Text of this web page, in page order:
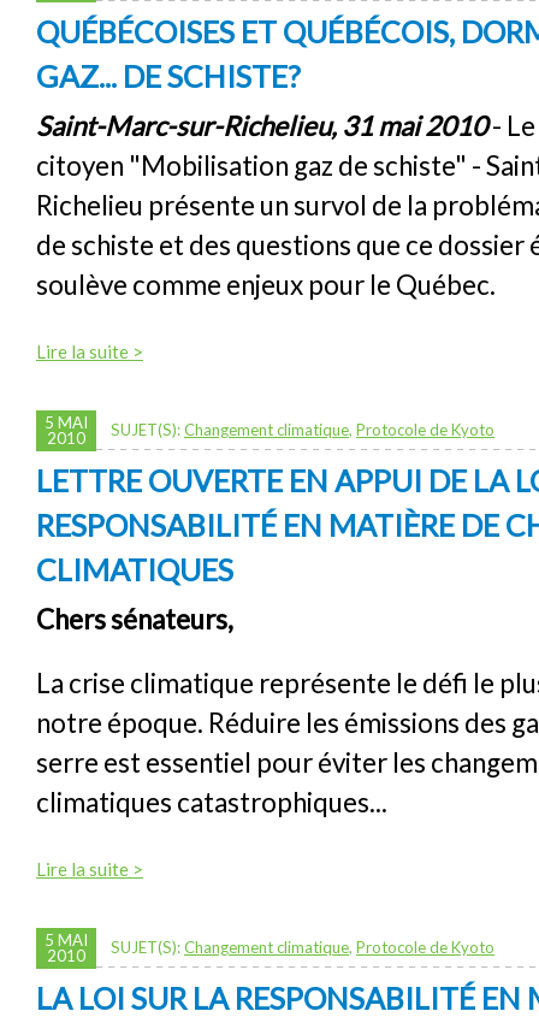
QUÉBÉCOISES ET QUÉBÉCOIS,
GAZ... DE SCHISTE?
Saint-Marc-sur-Richelieu, 31 mai 2010-
citoyen "Mobilisation gaz de schiste" -
Richelieu présente un survol de la
de schiste et des questions que ce dossier
soulève comme enjeux pour le Québec.
Lire la suite >
5 MAI
2010
SUJET(S):Changement climatique, Protocole de Kyoto
LETTRE OUVERTE EN APPUI DE LA
RESPONSABILITÉ EN MATIÈRE DE
CLIMATIQUES
Chers sénateurs,
La crise climatique représente le défi le
notre époque. Réduire les émissions des
serre est essentiel pour éviter les
climatiques catastrophiques...
Lire la suite >
5 MAI
2010
SUJET(S):Changement climatique, Protocole de Kyoto
LA LOI SUR LA RESPONSABILITÉ EN